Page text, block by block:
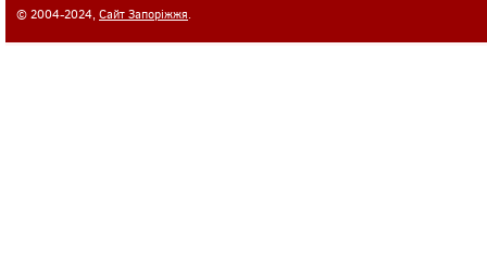
© 2004-2024, Сайт Запоріжжя.